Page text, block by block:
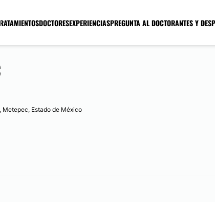
TRATAMIENTOSDOCTORESEXPERIENCIASPREGUNTA AL DOCTORANTES Y
Metepec, Estado de México